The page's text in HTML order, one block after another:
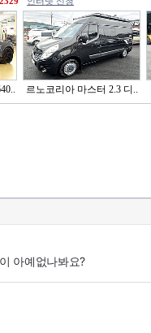
르노코리아 마스터 2.3 디..
아예없나봐요?